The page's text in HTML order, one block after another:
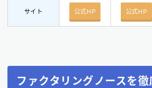
サイト 公式HP 公式HP
ファクタリングノースを